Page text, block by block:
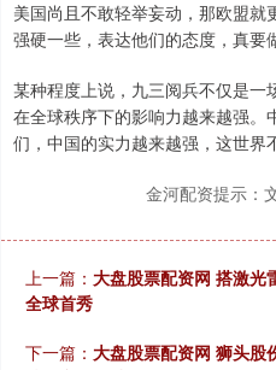
美国尚且不敢轻举妄动，那欧盟
强硬一些，表达他们的态度，真要
某种程度上说，九三阅兵不仅是一
在全球秩序下的影响力越来越强
们，中国的实力越来越强，这世界
金河配资提示：
上一篇： 大盘股票配资网 搭激光
全球首秀
下一篇： 大盘股票配资网 狮头股